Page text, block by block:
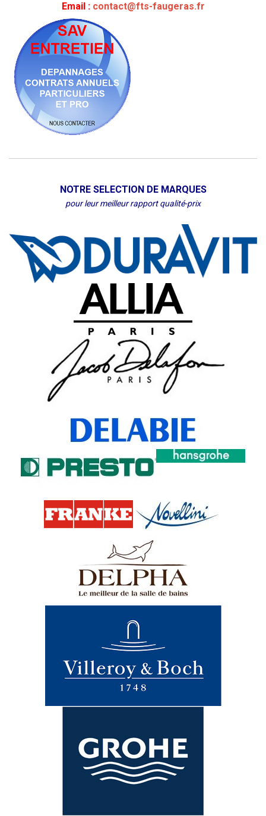
Email : contact@fts-faugeras.fr
NOTRE SELECTION DE MARQUES
pour leur meilleur rapport qualité-prix